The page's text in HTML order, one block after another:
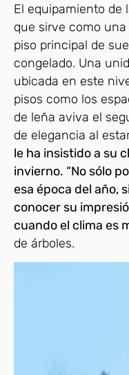
El equipamiento de
que sirve como
piso principal de
congelado. Una
ubicada en este
pisos como los
de leña aviva el
de elegancia al
le ha insistido a su
invierno. “No sólo
esa época del año,
conocer su
cuando el clima es
de árboles.